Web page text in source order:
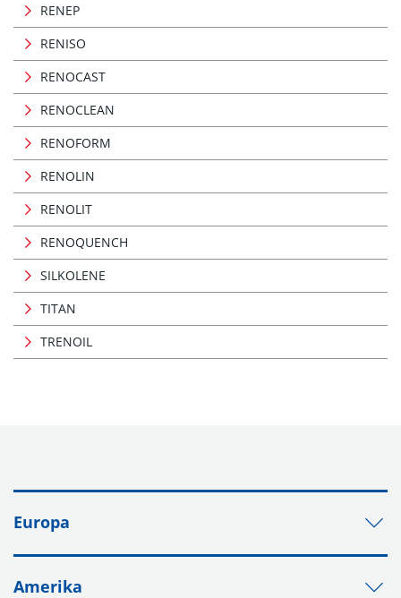
RENEP
RENISO
RENOCAST
RENOCLEAN
RENOFORM
RENOLIN
RENOLIT
RENOQUENCH
SILKOLENE
TITAN
TRENOIL
Europa
Amerika